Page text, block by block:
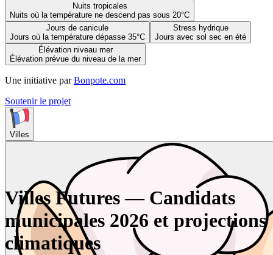
Nuits tropicales
Nuits où la température ne descend pas sous 20°C
Jours de canicule
Jours où la température dépasse 35°C
Stress hydrique
Jours avec sol sec en été
Élévation niveau mer
Élévation prévue du niveau de la mer
Une initiative par Bonpote.com
Soutenir le projet
Villes
Villes Futures — Candidats
municipales 2026 et projections
climatiques